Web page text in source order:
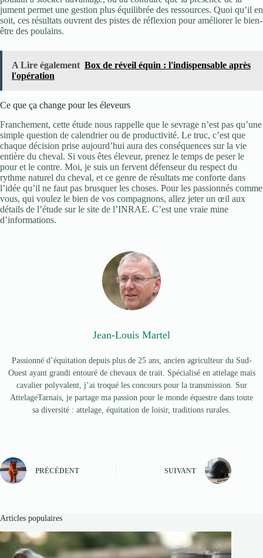
jument permet une gestion plus équilibrée des ressources. Quoi qu’il en
soit, ces résultats ouvrent des pistes de réflexion pour améliorer le bien-
être des poulains.
A Lire également Box de réveil équin : l'indispensable après
l'opération
Ce que ça change pour les éleveurs
Franchement, cette étude nous rappelle que le sevrage n’est pas qu’une
simple question de calendrier ou de productivité. Le truc, c’est que
chaque décision prise aujourd’hui aura des conséquences sur la vie
entière du cheval. Si vous êtes éleveur, prenez le temps de peser le
pour et le contre. Moi, je suis un fervent défenseur du respect du
rythme naturel du cheval, et ce genre de résultats me conforte dans
l’idée qu’il ne faut pas brusquer les choses. Pour les passionnés comme
vous, qui voulez le bien de vos compagnons, allez jeter un œil aux
détails de l’étude sur le site de l’INRAE. C’est une vraie mine
d’informations.
Jean-Louis Martel
Passionné d’équitation depuis plus de 25 ans, ancien agriculteur du Sud-
Ouest ayant grandi entouré de chevaux de trait. Spécialisé en attelage mais
cavalier polyvalent, j’ai troqué les concours pour la transmission. Sur
AttelageTarnais, je partage ma passion pour le monde équestre dans toute
sa diversité : attelage, équitation de loisir, traditions rurales.
PRÉCÉDENT SUIVANT
Articles populaires